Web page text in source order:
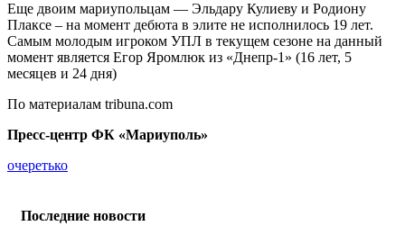
Еще двоим мариупольцам — Эльдару Кулиеву и Родиону
Плаксе – на момент дебюта в элите не исполнилось 19 лет.
Самым молодым игроком УПЛ в текущем сезоне на данный
момент является Егор Яромлюк из «Днепр-1» (16 лет, 5
месяцев и 24 дня)
По материалам tribuna.com
Пресс-центр ФК «Мариуполь»
очеретько
Последние новости